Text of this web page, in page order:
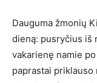
Dauguma žmonių
dieną: pusryčius iš
vakarienę namie
paprastai